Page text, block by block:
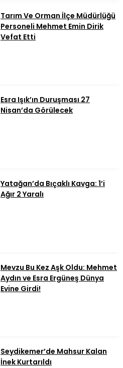
Tarım Ve Orman İlçe Müdürlüğü
Personeli Mehmet Emin Dirik
Vefat Etti
Esra Işık’ın Duruşması 27
Nisan’da Görülecek
Yatağan’da Bıçaklı Kavga: 1’i
Ağır 2 Yaralı
Mevzu Bu Kez Aşk Oldu: Mehmet
Aydın ve Esra Ergüneş Dünya
Evine Girdi!
Seydikemer’de Mahsur Kalan
İnek Kurtarıldı